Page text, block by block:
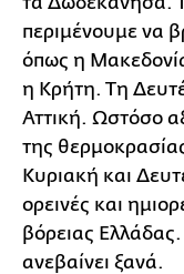
περιμένουμε να
όπως η
η Κρήτη. Τη
Αττική. Ωστόσο
της
Κυριακή και
ορεινές και
βόρειας
ανεβαίνει ξανά.